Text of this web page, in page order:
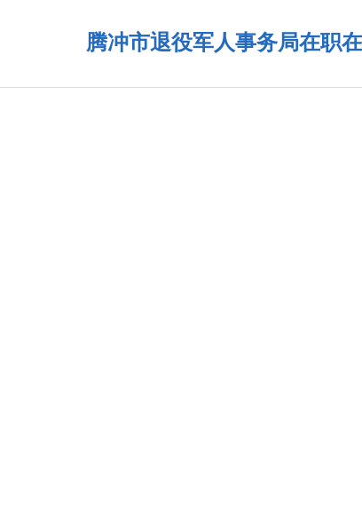
腾冲市退役军人事务局在职